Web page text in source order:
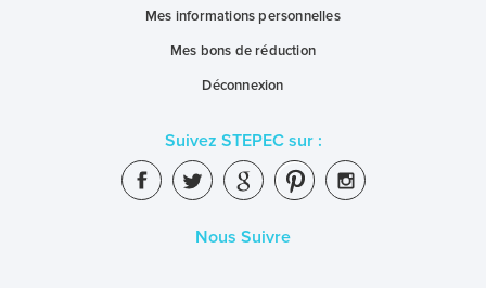
Mes informations personnelles
Mes bons de réduction
Déconnexion
Suivez STEPEC sur :
Nous Suivre